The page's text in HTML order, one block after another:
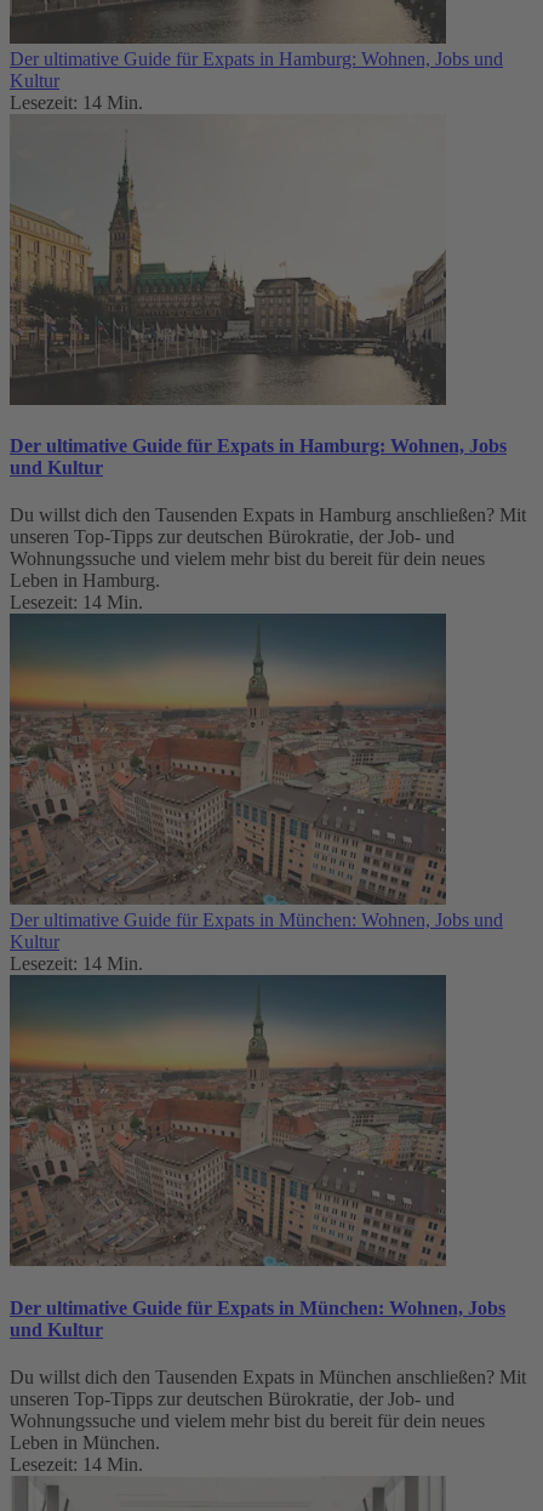
Der ultimative Guide für Expats in Hamburg: Wohnen, Jobs und
Kultur
Lesezeit: 14 Min.
Der ultimative Guide für Expats in Hamburg: Wohnen, Jobs
und Kultur
Du willst dich den Tausenden Expats in Hamburg anschließen? Mit
unseren Top-Tipps zur deutschen Bürokratie, der Job- und
Wohnungssuche und vielem mehr bist du bereit für dein neues
Leben in Hamburg.
Lesezeit: 14 Min.
Der ultimative Guide für Expats in München: Wohnen, Jobs und
Kultur
Lesezeit: 14 Min.
Der ultimative Guide für Expats in München: Wohnen, Jobs
und Kultur
Du willst dich den Tausenden Expats in München anschließen? Mit
unseren Top-Tipps zur deutschen Bürokratie, der Job- und
Wohnungssuche und vielem mehr bist du bereit für dein neues
Leben in München.
Lesezeit: 14 Min.